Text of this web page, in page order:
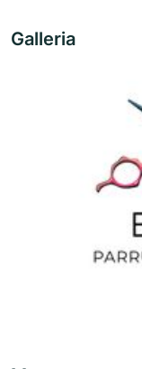
Galleria